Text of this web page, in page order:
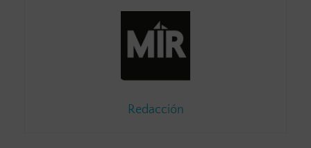
Redacción